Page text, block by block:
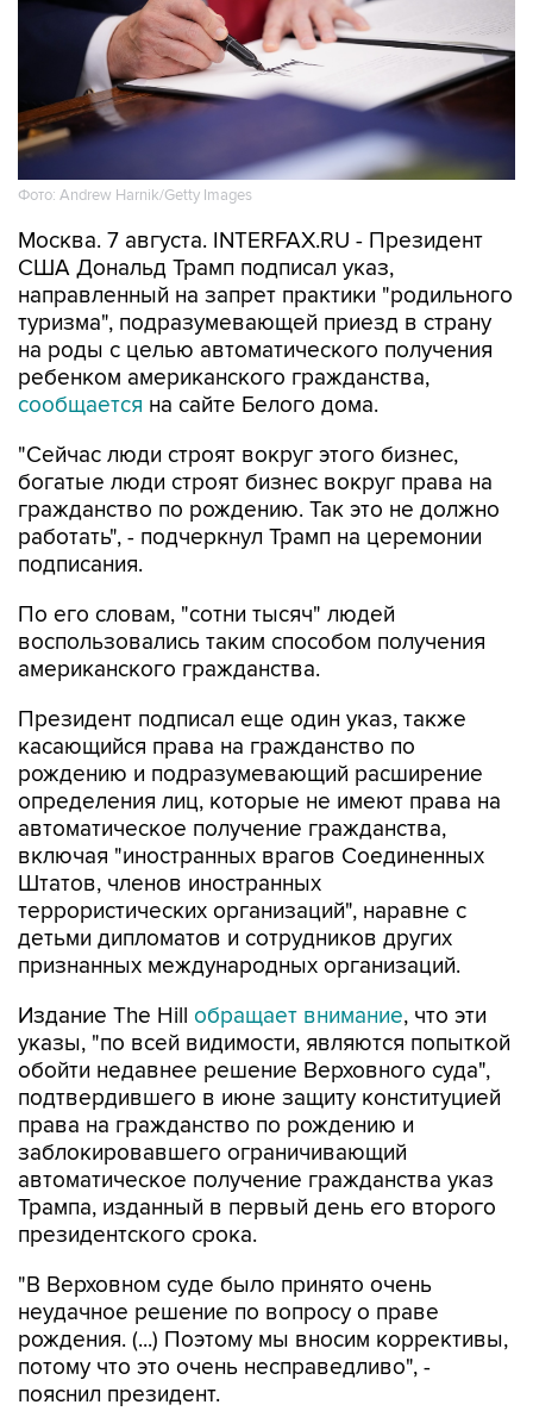
Фото: Andrew Harnik/Getty Images
Москва. 7 августа. INTERFAX.RU - Президент
США Дональд Трамп подписал указ,
направленный на запрет практики "родильного
туризма", подразумевающей приезд в страну
на роды с целью автоматического получения
ребенком американского гражданства,
сообщается на сайте Белого дома.
"Сейчас люди строят вокруг этого бизнес,
богатые люди строят бизнес вокруг права на
гражданство по рождению. Так это не должно
работать", - подчеркнул Трамп на церемонии
подписания.
По его словам, "сотни тысяч" людей
воспользовались таким способом получения
американского гражданства.
Президент подписал еще один указ, также
касающийся права на гражданство по
рождению и подразумевающий расширение
определения лиц, которые не имеют права на
автоматическое получение гражданства,
включая "иностранных врагов Соединенных
Штатов, членов иностранных
террористических организаций", наравне с
детьми дипломатов и сотрудников других
признанных международных организаций.
Издание The Hill обращает внимание, что эти
указы, "по всей видимости, являются попыткой
обойти недавнее решение Верховного суда",
подтвердившего в июне защиту конституцией
права на гражданство по рождению и
заблокировавшего ограничивающий
автоматическое получение гражданства указ
Трампа, изданный в первый день его второго
президентского срока.
"В Верховном суде было принято очень
неудачное решение по вопросу о праве
рождения. (...) Поэтому мы вносим коррективы,
потому что это очень несправедливо", -
пояснил президент.